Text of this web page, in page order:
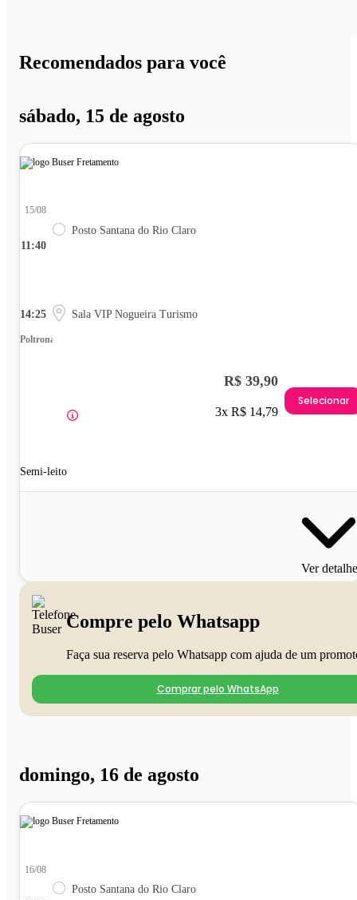
Recomendados para você
sábado, 15 de agosto
11:40
15/08
Posto Santana do Rio Claro
14:25 Sala VIP Nogueira Turismo
Poltrona
Semi-leito
R$ 39,90
3x R$ 14,79
Selecionar
Ver
Compre pelo Whatsapp
Faça sua reserva pelo Whatsapp com ajuda de um
Comprar pelo WhatsApp
domingo, 16 de agosto
16/08
Posto Santana do Rio Claro